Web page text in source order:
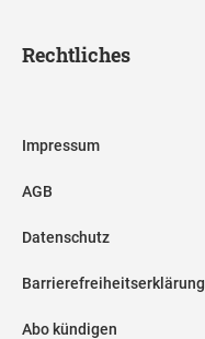
Rechtliches
Impressum
AGB
Datenschutz
Barrierefreiheitserklärung
Abo kündigen